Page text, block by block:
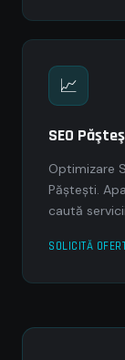
📈
SEO
Optimizare
Păşteşti.
caută
SOLICITĂ